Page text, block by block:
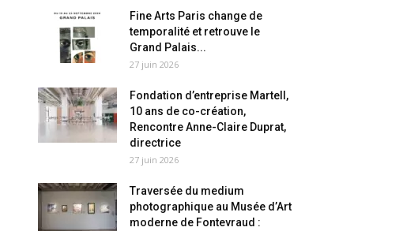
Fine Arts Paris change de
temporalité et retrouve le
Grand Palais...
27 juin 2026
Fondation d’entreprise Martell,
10 ans de co-création,
Rencontre Anne-Claire Duprat,
directrice
27 juin 2026
Traversée du medium
photographique au Musée d’Art
moderne de Fontevraud :